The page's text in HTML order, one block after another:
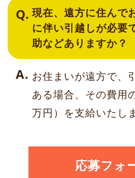
現在、遠方に住んで
に伴い引越しが必要
助などありますか？
お住まいが遠方で、
ある場合、その費用
万円）を支給いたし
応募フォ